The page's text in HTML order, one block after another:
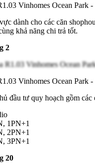
Vinhomes Ocean Park -
dành cho các căn
khả năng chi trả tốt.
2
Vinhomes Ocean Park
đầu tư quy hoạch gồm
1PN+1
2PN+1
3PN+1
20